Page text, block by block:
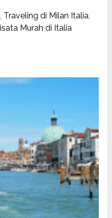
Traveling di Milan Italia
Murah di Italia